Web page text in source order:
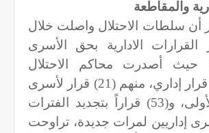
والمقاطعة
أن سلطات الاحتلال واصلت خلال
الادارية بحق الأسرى
حيث أصدرت محاكم الاحتلال
الصورية (74) قرار إداري، منهم (21) قرار لأسرى
جدد للمرة الأولى، و(53) قراراً بتجديد الفترات
إداريين لمرات جديدة، تراوحت